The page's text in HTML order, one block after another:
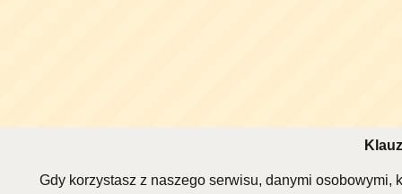
Gdy korzystasz z naszego serwisu, danymi osobowymi,